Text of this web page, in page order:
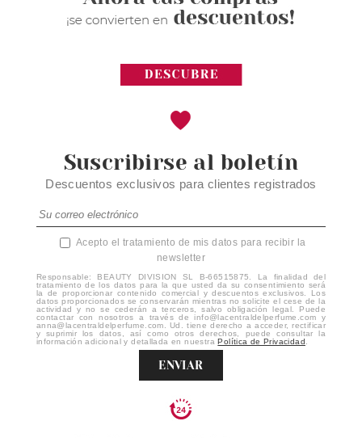
Suscribirse al boletín
Descuentos exclusivos para clientes registrados
Acepto el tratamiento de mis datos para recibir la
newsletter
Responsable: BEAUTY DIVISION SL B-66515875. La finalidad del
tratamiento de los datos para la que usted da su consentimiento será
la de proporcionar contenido comercial y descuentos exclusivos. Los
datos proporcionados se conservarán mientras no solicite el cese de la
actividad y no se cederán a terceros, salvo obligación legal. Puede
contactar con nosotros a través de info@lacentraldelperfume.com y
anna@lacentraldelperfume.com. Ud. tiene derecho a acceder, rectificar
y suprimir los datos, así como otros derechos, puede consultar la
información adicional y detallada en nuestraPolítica de Privacidad
ENVIAR